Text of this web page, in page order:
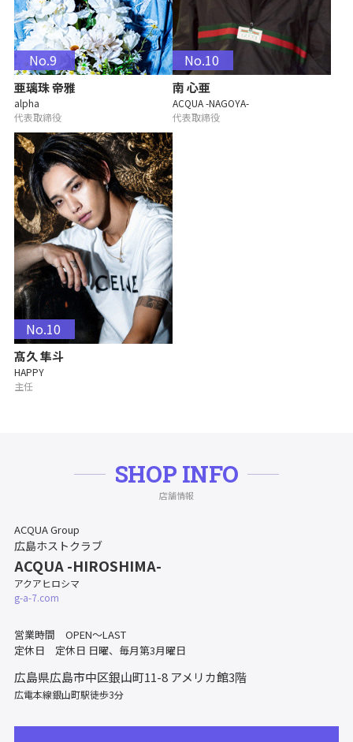
No.9
亜璃珠 帝雅
alpha
代表取締役
No.10
南 心亜
ACQUA -NAGOYA-
代表取締役
No.10
髙久 隼斗
HAPPY
主任
SHOP INFO
店舗情報
ACQUA Group
広島ホストクラブ
ACQUA -HIROSHIMA-
アクアヒロシマ
g-a-7.com
営業時間 OPEN～LAST
定休日 定休日 日曜、毎月第3月曜日
広島県広島市中区銀山町11-8 アメリカ館3階
広電本線銀山町駅徒歩3分